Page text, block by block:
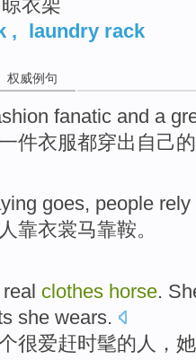
衣架
, laundry rack
权威例句
fanatic and a
一件衣服都穿出自己的
goes, people rely
人靠衣裳马靠鞍。
clothes horse.
she wears.
很爱赶时髦的人， 她